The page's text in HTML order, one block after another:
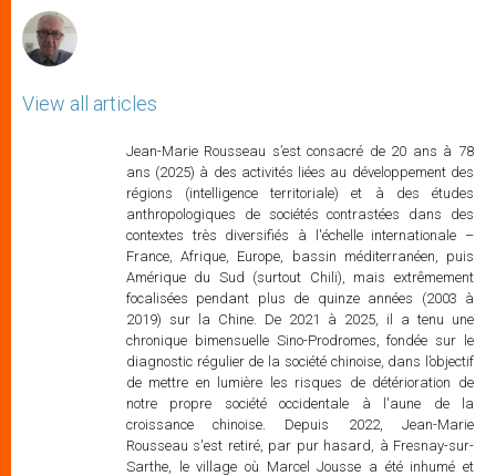
View all articles
Jean-Marie Rousseau s’est consacré de 20 ans à 78
ans (2025) à des activités liées au développement des
régions (intelligence territoriale) et à des études
anthropologiques de sociétés contrastées dans des
contextes très diversifiés à l'échelle internationale –
France, Afrique, Europe, bassin méditerranéen, puis
Amérique du Sud (surtout Chili), mais extrêmement
focalisées pendant plus de quinze années (2003 à
2019) sur la Chine. De 2021 à 2025, il a tenu une
chronique bimensuelle Sino-Prodromes, fondée sur le
diagnostic régulier de la société chinoise, dans l’objectif
de mettre en lumière les risques de détérioration de
notre propre société occidentale à l'aune de la
croissance chinoise. Depuis 2022, Jean-Marie
Rousseau s'est retiré, par pur hasard, à Fresnay-sur-
Sarthe, le village où Marcel Jousse a été inhumé et